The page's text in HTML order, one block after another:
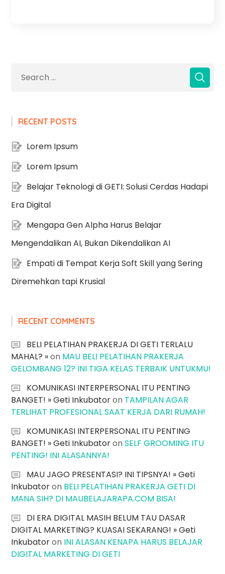
RECENT POSTS
Lorem Ipsum
Lorem Ipsum
Belajar Teknologi di GETI: Solusi Cerdas Hadapi
Era Digital
Mengapa Gen Alpha Harus Belajar
Mengendalikan AI, Bukan Dikendalikan AI
Empati di Tempat Kerja Soft Skill yang Sering
Diremehkan tapi Krusial
RECENT COMMENTS
BELI PELATIHAN PRAKERJA DI GETI TERLALU
MAHAL? »on MAU BELI PELATIHAN PRAKERJA
GELOMBANG 12? INI TIGA KELAS TERBAIK UNTUKMU!
KOMUNIKASI INTERPERSONAL ITU PENTING
BANGET! » Geti Inkubatoron TAMPILAN AGAR
TERLIHAT PROFESIONAL SAAT KERJA DARI RUMAH!
KOMUNIKASI INTERPERSONAL ITU PENTING
BANGET! » Geti InkubatoronSELF GROOMING ITU
PENTING! INI ALASANNYA!
MAU JAGO PRESENTASI? INI TIPSNYA! » Geti
Inkubatoron BELI PELATIHAN PRAKERJA GETI DI
MANA SIH? DI MAUBELAJARAPA.COM BISA!
DI ERA DIGITAL MASIH BELUM TAU DASAR
DIGITAL MARKETING? KUASAI SEKARANG! » Geti
Inkubatoron INI ALASAN KENAPA HARUS BELAJAR
DIGITAL MARKETING DI GETI